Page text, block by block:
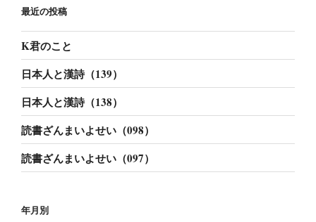
最近の投稿
K君のこと
日本人と漢詩（139）
日本人と漢詩（138）
読書ざんまいよせい（098）
読書ざんまいよせい（097）
年月別